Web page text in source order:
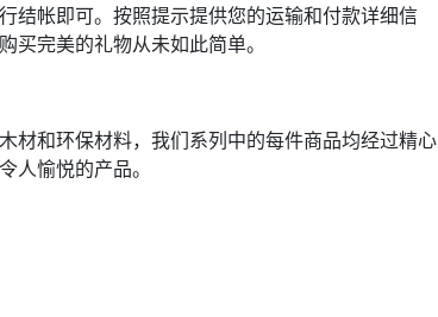
结帐即可。按照提示提供您的运输和付款详细信
完美的礼物从未如此简单。
材和环保材料，我们系列中的每件商品均经过精心
愉悦的产品。